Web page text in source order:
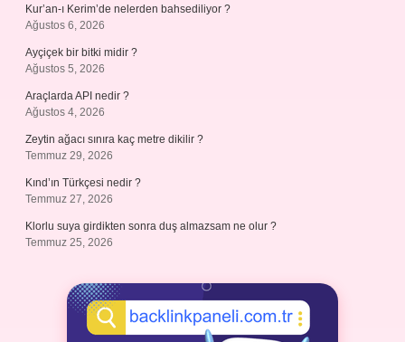
Kur’an-ı Kerim’de nelerden bahsediliyor ?
Ağustos 6, 2026
Ayçiçek bir bitki midir ?
Ağustos 5, 2026
Araçlarda API nedir ?
Ağustos 4, 2026
Zeytin ağacı sınıra kaç metre dikilir ?
Temmuz 29, 2026
Kınd’ın Türkçesi nedir ?
Temmuz 27, 2026
Klorlu suya girdikten sonra duş almazsam ne olur ?
Temmuz 25, 2026